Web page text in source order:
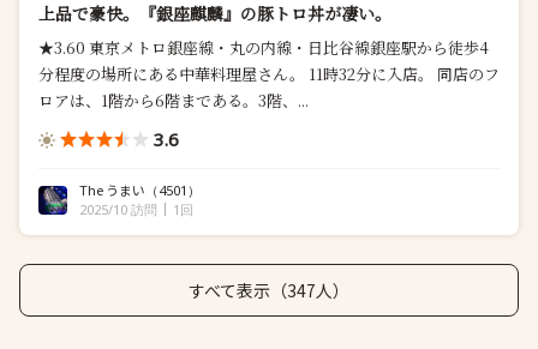
上品で豪快。『銀座麒麟』の豚トロ丼が凄い。
★3.60 東京メトロ銀座線・丸の内線・日比谷線銀座駅から徒歩4
分程度の場所にある中華料理屋さん。 11時32分に入店。 同店のフ
ロアは、1階から6階まである。3階、...
3.6
The うまい （4501）
2025/10 訪問
1回
すべて表示（347人）